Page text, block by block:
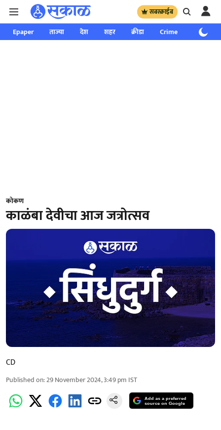
सबस्क्राईब
Epaper ताज्या देश शहर क्रीडा Crime साप्ताहिक
कोकण
काळंबा देवीचा आज जत्रोत्सव
CD
Published on:29 November 2024, 3:49 pm IST
Add as a preferred
source on Google